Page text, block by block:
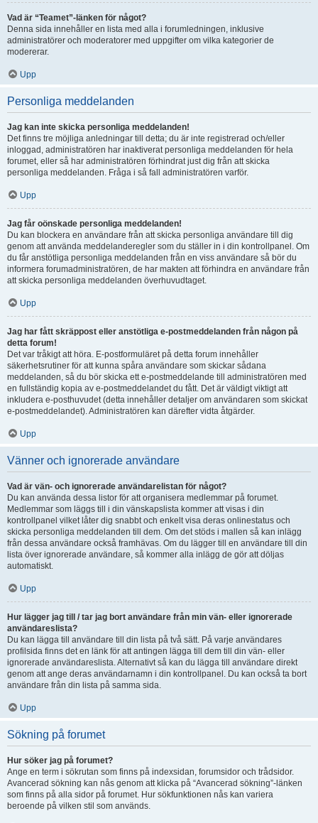
Vad är “Teamet”-länken för något?
Denna sida innehåller en lista med alla i forumledningen, inklusive
administratörer och moderatorer med uppgifter om vilka kategorier de
modererar.
Upp
Personliga meddelanden
Jag kan inte skicka personliga meddelanden!
Det finns tre möjliga anledningar till detta; du är inte registrerad och/eller
inloggad, administratören har inaktiverat personliga meddelanden för hela
forumet, eller så har administratören förhindrat just dig från att skicka
personliga meddelanden. Fråga i så fall administratören varför.
Upp
Jag får oönskade personliga meddelanden!
Du kan blockera en användare från att skicka personliga användare till dig
genom att använda meddelanderegler som du ställer in i din kontrollpanel. Om
du får anstötliga personliga meddelanden från en viss användare så bör du
informera forumadministratören, de har makten att förhindra en användare från
att skicka personliga meddelanden överhuvudtaget.
Upp
Jag har fått skräppost eller anstötliga e-postmeddelanden från någon på
detta forum!
Det var tråkigt att höra. E-postformuläret på detta forum innehåller
säkerhetsrutiner för att kunna spåra användare som skickar sådana
meddelanden, så du bör skicka ett e-postmeddelande till administratören med
en fullständig kopia av e-postmeddelandet du fått. Det är väldigt viktigt att
inkludera e-posthuvudet (detta innehåller detaljer om användaren som skickat
e-postmeddelandet). Administratören kan därefter vidta åtgärder.
Upp
Vänner och ignorerade användare
Vad är vän- och ignorerade användarelistan för något?
Du kan använda dessa listor för att organisera medlemmar på forumet.
Medlemmar som läggs till i din vänskapslista kommer att visas i din
kontrollpanel vilket låter dig snabbt och enkelt visa deras onlinestatus och
skicka personliga meddelanden till dem. Om det stöds i mallen så kan inlägg
från dessa användare också framhävas. Om du lägger till en användare till din
lista över ignorerade användare, så kommer alla inlägg de gör att döljas
automatiskt.
Upp
Hur lägger jag till / tar jag bort användare från min vän- eller ignorerade
användareslista?
Du kan lägga till användare till din lista på två sätt. På varje användares
profilsida finns det en länk för att antingen lägga till dem till din vän- eller
ignorerade användareslista. Alternativt så kan du lägga till användare direkt
genom att ange deras användarnamn i din kontrollpanel. Du kan också ta bort
användare från din lista på samma sida.
Upp
Sökning på forumet
Hur söker jag på forumet?
Ange en term i sökrutan som finns på indexsidan, forumsidor och trådsidor.
Avancerad sökning kan nås genom att klicka på “Avancerad sökning”-länken
som finns på alla sidor på forumet. Hur sökfunktionen nås kan variera
beroende på vilken stil som används.